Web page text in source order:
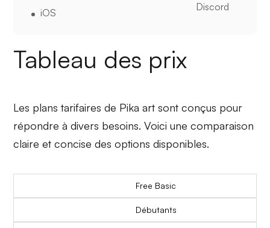
iOS
Discord
Tableau des prix
Les plans tarifaires de Pika art sont conçus pour
répondre à divers besoins. Voici une comparaison
claire et concise des options disponibles.
Free Basic
Débutants